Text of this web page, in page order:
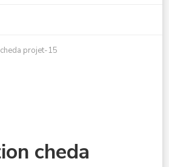
projet-15
cheda